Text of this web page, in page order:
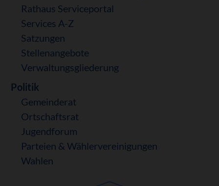
Rathaus Serviceportal
Services A-Z
Satzungen
Stellenangebote
Verwaltungsgliederung
Politik
Gemeinderat
Ortschaftsrat
Jugendforum
Parteien & Wählervereinigungen
Wahlen